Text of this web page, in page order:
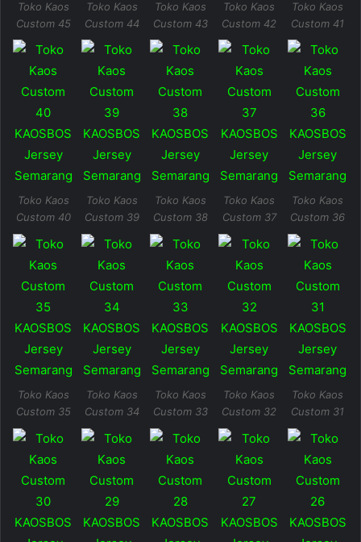
Toko Kaos
Custom 45
Toko Kaos
Custom 44
Toko Kaos
Custom 43
Toko Kaos
Custom 42
Toko Kaos
Custom 41
Toko Kaos
Custom 40
Toko Kaos
Custom 39
Toko Kaos
Custom 38
Toko Kaos
Custom 37
Toko Kaos
Custom 36
Toko Kaos
Custom 35
Toko Kaos
Custom 34
Toko Kaos
Custom 33
Toko Kaos
Custom 32
Toko Kaos
Custom 31